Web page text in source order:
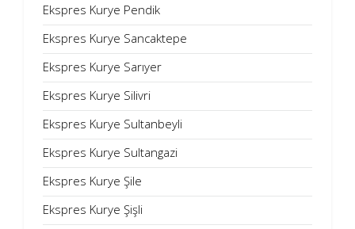
Ekspres Kurye Pendik
Ekspres Kurye Sancaktepe
Ekspres Kurye Sarıyer
Ekspres Kurye Silivri
Ekspres Kurye Sultanbeyli
Ekspres Kurye Sultangazi
Ekspres Kurye Şile
Ekspres Kurye Şişli